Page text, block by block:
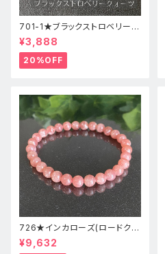
701-1★ブラックストロベリーク
ォーツ【高品質】天然石ブレスレ
ッパワーストーン
¥3,888
20%OFF
726★インカローズ(ロードクロ
サイト)★天然石ブレスレット新
品
¥9,632